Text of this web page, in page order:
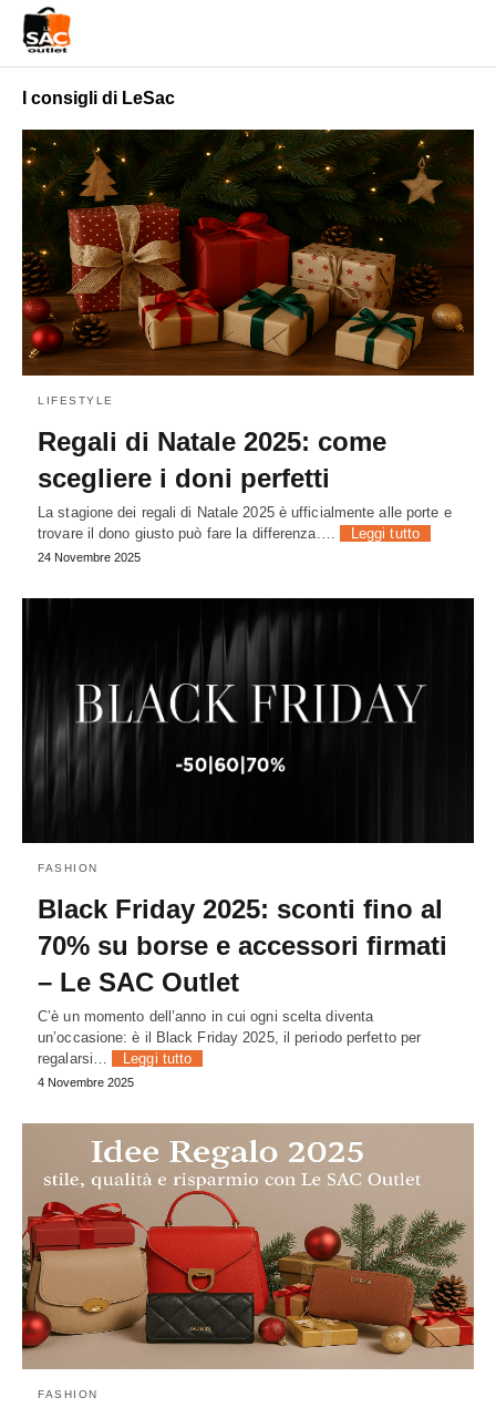
I consigli di LeSac
LIFESTYLE
Regali di Natale 2025: come
scegliere i doni perfetti
La stagione dei regali di Natale 2025 è ufficialmente alle porte e
trovare il dono giusto può fare la differenza.…
Leggi tutto
24 Novembre 2025
FASHION
Black Friday 2025: sconti fino al
70% su borse e accessori firmati
– Le SAC Outlet
C’è un momento dell’anno in cui ogni scelta diventa
un’occasione: è il Black Friday 2025, il periodo perfetto per
regalarsi…
Leggi tutto
4 Novembre 2025
FASHION